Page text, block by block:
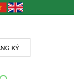
KÝ